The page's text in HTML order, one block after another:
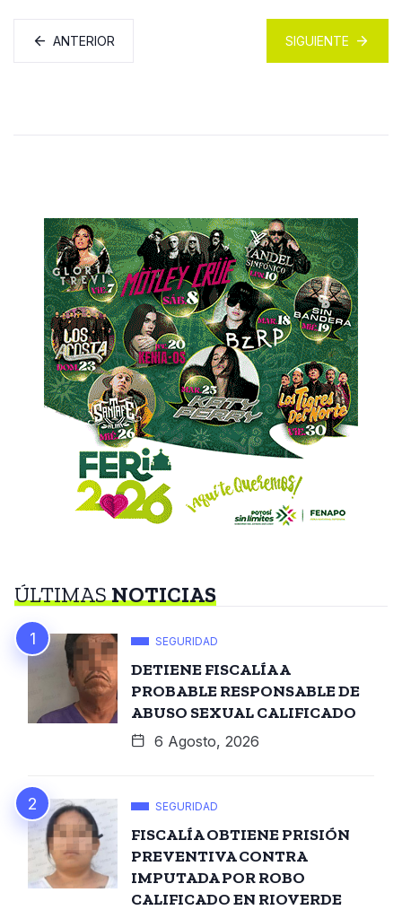
ANTERIOR SIGUIENTE
ÚLTIMASNOTICIAS
SEGURIDAD
DETIENE FISCALÍA A
PROBABLE RESPONSABLE DE
ABUSO SEXUAL CALIFICADO
6 Agosto, 2026
SEGURIDAD
FISCALÍA OBTIENE PRISIÓN
PREVENTIVA CONTRA
IMPUTADA POR ROBO
CALIFICADO EN RIOVERDE